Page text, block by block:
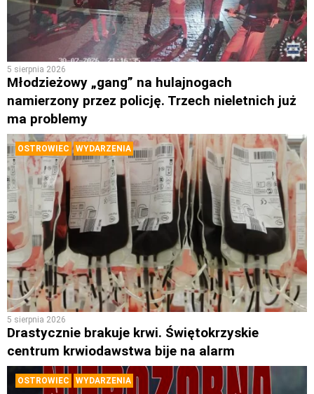
5 sierpnia 2026
Młodzieżowy „gang” na hulajnogach
namierzony przez policję. Trzech nieletnich już
ma problemy
OSTROWIEC WYDARZENIA
5 sierpnia 2026
Drastycznie brakuje krwi. Świętokrzyskie
centrum krwiodawstwa bije na alarm
OSTROWIEC WYDARZENIA